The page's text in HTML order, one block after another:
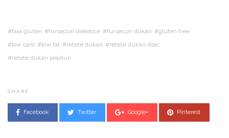
fara gluten fursecuri dietetice fursecuri dukan
gluten free
low carb
low fat retete dukan
retete dukan Atac
retete dukan prajituri
SHARE
Facebook Twitter Google+ Pinterest